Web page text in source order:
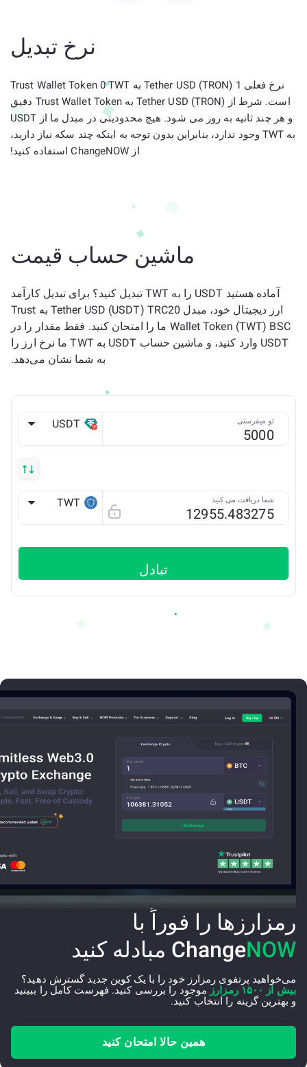
نرخ تبدیل
نرخ فعلی 1 Tether USD (TRON) به Trust Wallet Token 0 TWT
است. شرط از Tether USD (TRON) به Trust Wallet Token دقیق
و هر چند ثانیه به روز می شود. هیچ محدودیتی در مبدل ما از USDT
به TWT وجود ندارد، بنابراین بدون توجه به اینکه چند سکه نیاز دارید،
از ChangeNOW استفاده کنید!
ماشین حساب قیمت
آماده هستید USDT را به TWT تبدیل کنید؟ برای تبدیل کارآمد
ارز دیجیتال خود، مبدل Tether USD (USDT) TRC20 به Trust
Wallet Token (TWT) BSC ما را امتحان کنید. فقط مقدار را در
USDT وارد کنید، و ماشین حساب USDT به TWT ما نرخ ارز را
به شما نشان می‌دهد.
تو میفرستی USDT
شما دریافت می کنید TWT
تبادل
رمزارزها را فوراً با
ChangeNOW مبادله کنید
می‌خواهید پرتفوی رمزارز خود را با یک کوین جدید گسترش دهید؟
بیش از ۱۵۰۰ رمزارز
موجود را بررسی کنید. فهرست کامل را ببینید
و بهترین گزینه را انتخاب کنید.
همین حالا امتحان کنید